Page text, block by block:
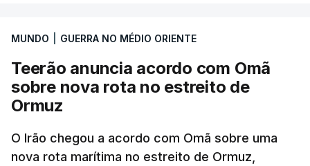
que já colaborou com a Administração norte-
americana em projetos no Médio Oriente,
nomeadamente no Iraque.
militar deverá ficar nos 60 por cento de
território de Gaza que Israel controla e a cerca
MUNDO GUERRA NO MÉDIO ORIENTE
Teerão anuncia acordo com Omã
sobre nova rota no estreito de
Ormuz
O Irão chegou a acordo com Omã sobre uma
nova rota marítima no estreito de Ormuz,